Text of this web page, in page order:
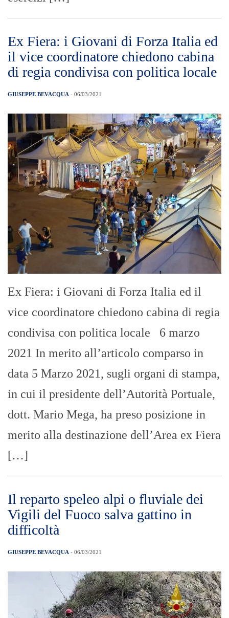
Ex Fiera: i Giovani di Forza Italia ed
il vice coordinatore chiedono cabina
di regia condivisa con politica locale
GIUSEPPE BEVACQUA - 06/03/2021
Ex Fiera: i Giovani di Forza Italia ed il
vice coordinatore chiedono cabina di regia
condivisa con politica locale 6 marzo
2021 In merito all’articolo comparso in
data 5 Marzo 2021, sugli organi di stampa,
in cui il presidente dell’Autorità Portuale,
dott. Mario Mega, ha preso posizione in
merito alla destinazione dell’Area ex Fiera
[…]
Il reparto speleo alpi o fluviale dei
Vigili del Fuoco salva gattino in
difficoltà
GIUSEPPE BEVACQUA - 06/03/2021